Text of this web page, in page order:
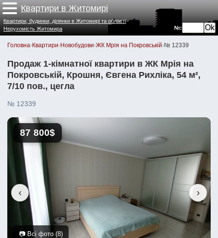
Квартири в Житомирі
№:
Квартири, будинки, ділянки в Житомирі та області
Нерухомість Житомира
Головна›Квартири›Новобудови›ЖК Мрія на Покровській›№ 12339
Продаж 1-кімнатної квартири в ЖК Мрія на
Покровській, Крошня, Євгена Рихліка, 54 м²,
7/10 пов., цегла
№ 12339
‹ ›
87 800$
📷 Всі фото (8)